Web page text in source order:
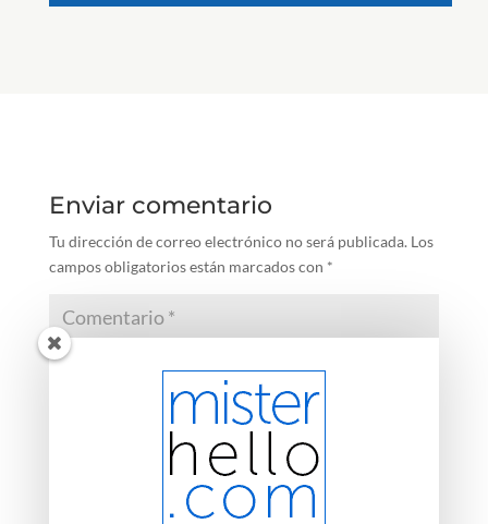
Enviar comentario
Tu dirección de correo electrónico no será publicada. Los
campos obligatorios están marcados con *